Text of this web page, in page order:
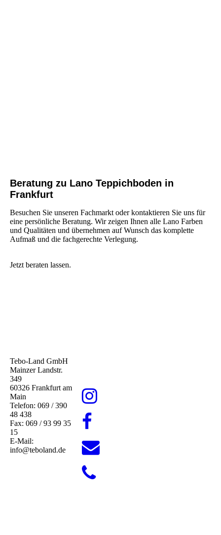
Beratung zu Lano Teppichboden in
Frankfurt
Besuchen Sie unseren Fachmarkt oder kontaktieren Sie uns für
eine persönliche Beratung. Wir zeigen Ihnen alle Lano Farben
und Qualitäten und übernehmen auf Wunsch das komplette
Aufmaß und die fachgerechte Verlegung.
Jetzt beraten lassen.
Tebo-Land GmbH
Mainzer Landstr.
349
60326 Frankfurt am
Main
Telefon: 069 / 390
48 438
Fax: 069 / 93 99 35
15
E-Mail:
info@teboland.de